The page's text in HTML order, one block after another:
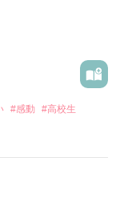
#感動 #高校生